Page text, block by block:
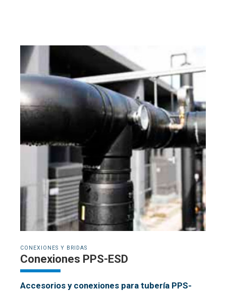
CONEXIONES Y BRIDAS
Conexiones PPS-ESD
Accesorios y conexiones para tubería PPS-